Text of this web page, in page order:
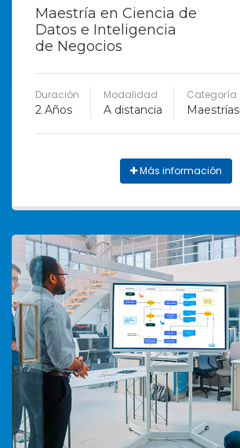
Maestría en Ciencia de
Datos e Inteligencia
de Negocios
Duración
2 Años
Modalidad
A distancia
Categoría
Maestrías
Más información